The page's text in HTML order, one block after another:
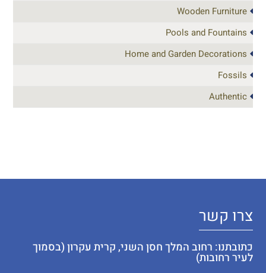
Wooden Furniture
Pools and Fountains
Home and Garden Decorations
Fossils
Authentic
צרו קשר
כתובתנו: רחוב המלך חסן השני, קרית עקרון (בסמוך
לעיר רחובות)